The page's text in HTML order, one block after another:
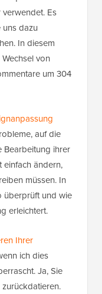
Es
dazu
In diesem
von
um 304
auf die
Bearbeitung ihrer
einfach ändern,
müssen. In
überprüft und wie
erleichtert.
Ihrer
ich dies
Ja, Sie